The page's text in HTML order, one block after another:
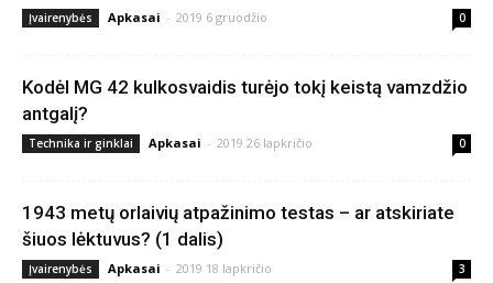
Įvairenybės Apkasai - 2019 6 gruodžio 0
Kodėl MG 42 kulkosvaidis turėjo tokį keistą vamzdžio
antgalį?
Technika ir ginklai Apkasai - 2019 26 lapkričio 0
1943 metų orlaivių atpažinimo testas – ar atskiriate
šiuos lėktuvus? (1 dalis)
Įvairenybės Apkasai - 2019 18 lapkričio 3